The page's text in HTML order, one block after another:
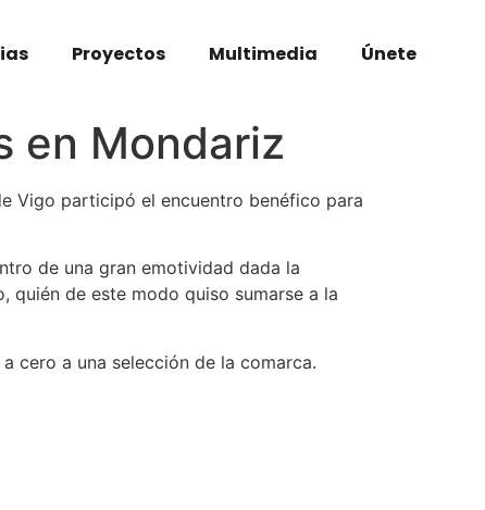
Proyectos Multimedia Únete
en Mondariz
Vigo participó el encuentro benéfico para
de una gran emotividad dada la
quién de este modo quiso sumarse a la
cero a una selección de la comarca.